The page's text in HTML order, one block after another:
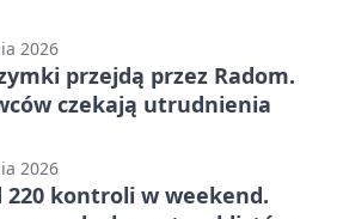
2026
przejdą przez Radom.
czekają utrudnienia
2026
220 kontroli w weekend.